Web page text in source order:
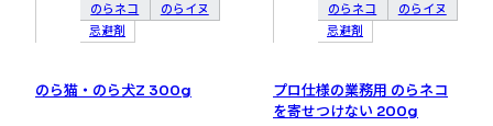
のらネコ
のらイヌ
忌避剤
のら猫・のら犬Z 300g
のらネコ
のらイヌ
忌避剤
プロ仕様の業務用 のらネコ
を寄せつけない 200g